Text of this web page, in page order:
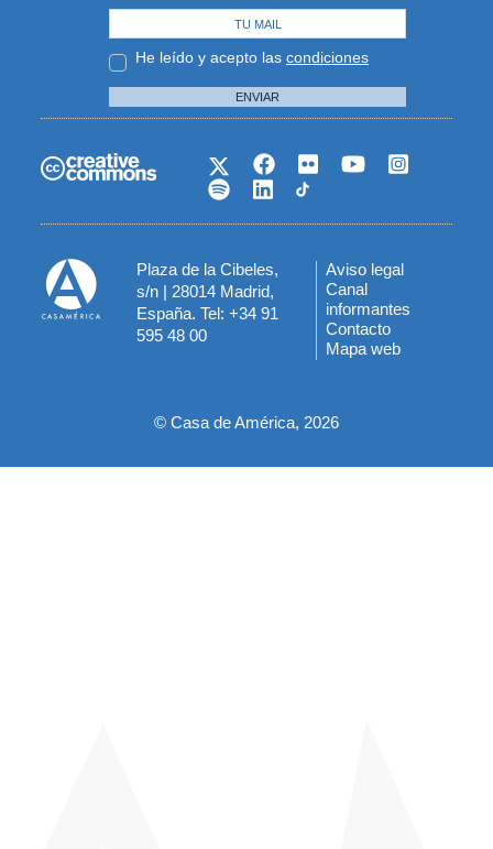
He leído y acepto las condiciones
ENVIAR
Plaza de la Cibeles,
s/n | 28014 Madrid,
España. Tel: +34 91
595 48 00
Menú
del
pie
Aviso legal
Canal
informantes
Contacto
Mapa web
© Casa de América, 2026